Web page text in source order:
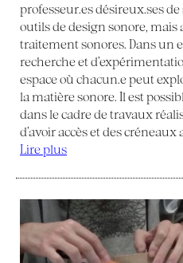
professeur.es désireux.ses
outils de design sonore, mais
traitement sonores. Dans un
recherche et
espace où chacun.e peut
la matière sonore. Il est
dans le cadre de travaux
d’avoir accès et des créneaux
Lire plus